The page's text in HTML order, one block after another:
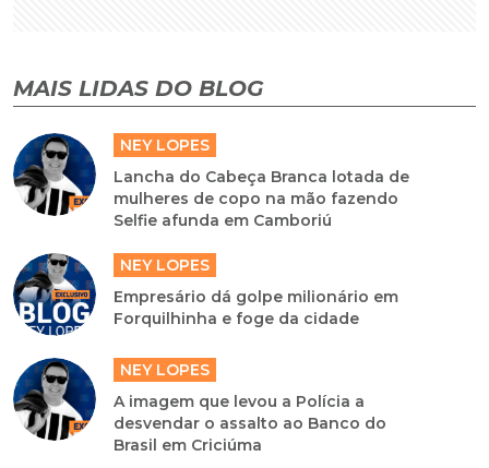
MAIS LIDAS DO BLOG
NEY LOPES
Lancha do Cabeça Branca lotada de
mulheres de copo na mão fazendo
Selfie afunda em Camboriú
NEY LOPES
Empresário dá golpe milionário em
Forquilhinha e foge da cidade
NEY LOPES
A imagem que levou a Polícia a
desvendar o assalto ao Banco do
Brasil em Criciúma